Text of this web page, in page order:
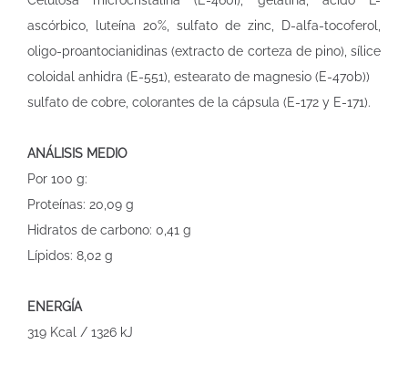
ascórbico, luteína 20%, sulfato de zinc, D-alfa-tocoferol,
oligo-proantocianidinas (extracto de corteza de pino), sílice
coloidal anhidra (E-551), estearato de magnesio (E-470b))
sulfato de cobre, colorantes de la cápsula (E-172 y E-171).
ANÁLISIS MEDIO
Por 100 g:
Proteínas: 20,09 g
Hidratos de carbono: 0,41 g
Lípidos: 8,02 g
ENERGÍA
319 Kcal / 1326 kJ